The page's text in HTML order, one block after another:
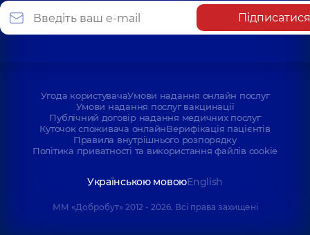
Підписатися
Угода користувачаУмови надання онлайн послуг
Умови надання послуг вакцинації
Публічний договір надання медичних послуг
Куточок споживача онлайнВерифікація пацієнтів
Правила внутрішнього розпорядку
Політика приватності та використання файлів cookie
Українською мовоюEnglish
ММ «Добробут» 2012 - 2026. Всі права захищені